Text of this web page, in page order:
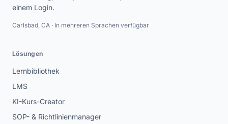
einem Login.
Carlsbad, CA · In mehreren Sprachen verfügbar
Lösungen
Lernbibliothek
LMS
KI-Kurs-Creator
SOP- & Richtlinienmanager